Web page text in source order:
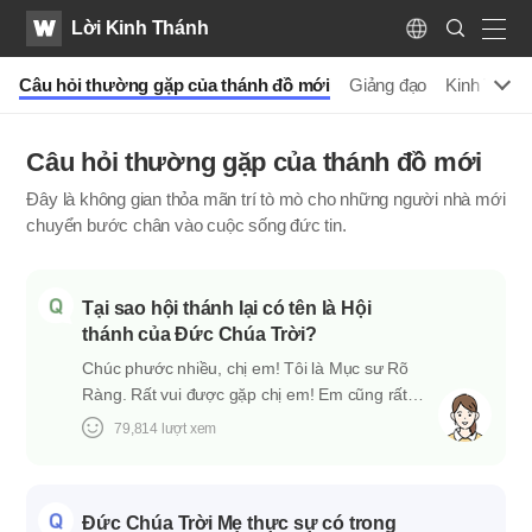
WATVLời Kinh Thánh
Language
Search
Submit
Câu hỏi thường gặp của thánh đồ mới Giảng đạo Kinh
Câu hỏi thường gặp của thánh đồ mới
Đây là không gian thỏa mãn trí tò mò cho những người nhà mới
chuyển bước chân vào cuộc sống đức tin.
Tại sao hội thánh lại có tên là Hội
thánh của Đức Chúa Trời?
Chúc phước nhiều, chị em! Tôi là Mục sư Rõ
Ràng. Rất vui được gặp chị em! Em cũng rất
vui được gặp Mục sư ạ! Em có nhiều câu hỏi
của Đức Chúa Trời ạ? Chẳng phải là mọi hội
79,814 lượt xem
Đức Chúa Trời Mẹ thực sự có trong